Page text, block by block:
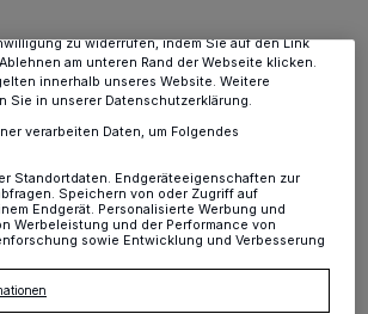
Jahr richtet der Kreis Mettmann den
Cup aus. Von den acht Läufen
noch drei auf dem Programm. In
und Erkrath können Läuferinnen
für die Neanderland Cup-Wertung
Uhr
nicht mehr so relevant für Sie. Sie können
wieder aufrufen, um Ihre Einstellungen zu
zu widerrufen, indem Sie auf den Link
am unteren Rand der Webseite klicken.
innerhalb unseres Website. Weitere
Sie in unserer Datenschutzerklärung.
verarbeiten Daten, um Folgendes
Standortdaten. Endgeräteeigenschaften zur
Speichern von oder Zugriff auf
Endgerät. Personalisierte Werbung und
Werbeleistung und der Performance von
sowie Entwicklung und Verbesserung